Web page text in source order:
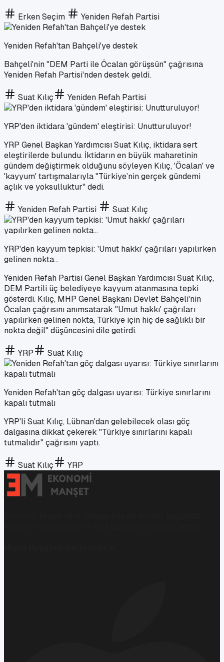
Erken Seçim Yeniden Refah Partisi
Yeniden Refah'tan Bahçeli'ye destek
Bahçeli'nin "DEM Parti ile Öcalan görüşsün" çağrısına
Yeniden Refah Partisi'nden destek geldi.
Suat Kılıç Yeniden Refah Partisi
YRP'den iktidara 'gündem' eleştirisi: Unutturuluyor!
YRP Genel Başkan Yardımcısı Suat Kılıç, iktidara sert
eleştirilerde bulundu. İktidarın en büyük maharetinin
gündem değiştirmek olduğunu söyleyen Kılıç, 'Öcalan' ve
'kayyum' tartışmalarıyla "Türkiye’nin gerçek gündemi
açlık ve yoksulluktur" dedi.
Yeniden Refah Partisi Suat Kılıç
YRP'den kayyum tepkisi: 'Umut hakkı' çağrıları yapılırken
gelinen nokta...
Yeniden Refah Partisi Genel Başkan Yardımcısı Suat Kılıç,
DEM Partili üç belediyeye kayyum atanmasına tepki
gösterdi. Kılıç, MHP Genel Başkanı Devlet Bahçeli'nin
Öcalan çağrısını anımsatarak "Umut hakkı' çağrıları
yapılırken gelinen nokta, Türkiye için hiç de sağlıklı bir
nokta değil" düşüncesini dile getirdi.
YRP Suat Kılıç
Yeniden Refah'tan göç dalgası uyarısı: Türkiye sınırlarını
kapalı tutmalı
YRP'li Suat Kılıç, Lübnan'dan gelebilecek olası göç
dalgasına dikkat çekerek "Türkiye sınırlarını kapalı
tutmalıdır" çağrısını yaptı.
Suat Kılıç YRP